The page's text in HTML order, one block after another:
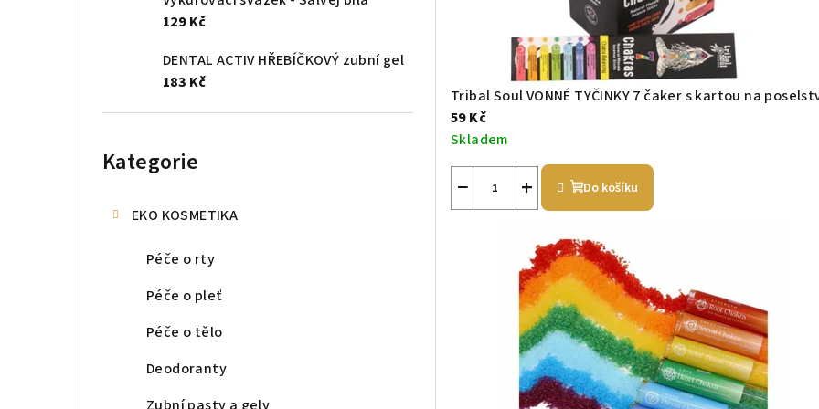
129 Kč
DENTAL ACTIV HŘEBÍČKOVÝ zubní gel
183 Kč
Kategorie
EKO KOSMETIKA
Péče o rty
Péče o pleť
Péče o tělo
Deodoranty
Tribal Soul VONNÉ TYČINKY 7 čaker s kartou na
59 Kč
Skladem
+
− Do košíku